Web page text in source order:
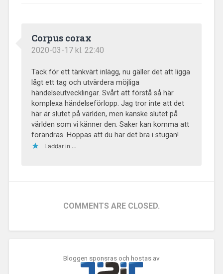
Corpus corax
2020-03-17 kl. 22:40
Tack för ett tänkvärt inlägg, nu gäller det att ligga
lågt ett tag och utvärdera möjliga
händelseutvecklingar. Svårt att förstå så här
komplexa händelseförlopp. Jag tror inte att det
här är slutet på världen, men kanske slutet på
världen som vi känner den. Saker kan komma att
förändras. Hoppas att du har det bra i stugan!
Laddar in …
COMMENTS ARE CLOSED.
Bloggen sponsras och hostas av